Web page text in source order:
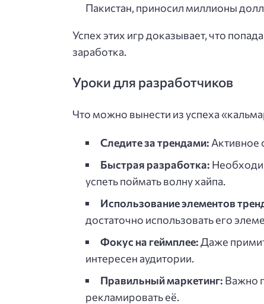
Пакистан, приносил миллионы
Успех этих игр доказывает, что
заработка.
Уроки для разработчиков
Что можно вынести из успеха
Следите за трендами: Активное
Быстрая разработка:
успеть поймать волну хайпа.
Использование элементов
достаточно использовать его
Фокус на геймплее:Даже
интересен аудитории.
Правильный маркетинг: Важно
рекламировать её.